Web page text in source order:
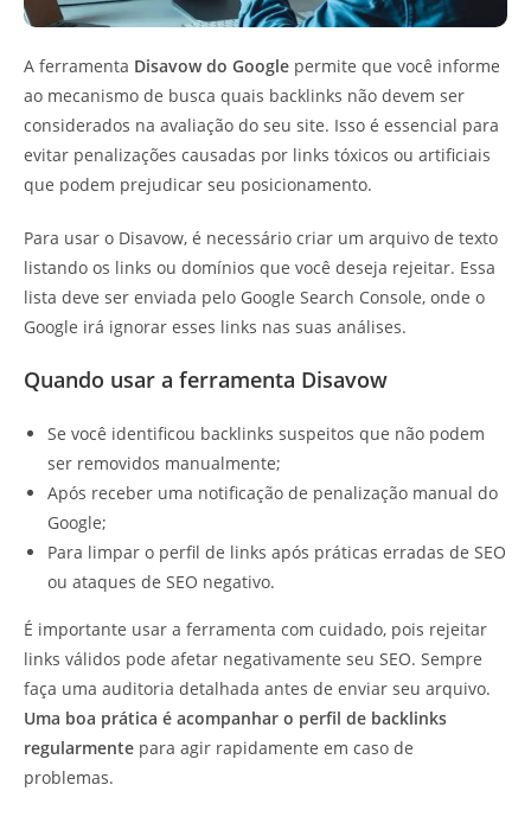
A ferramenta Disavow do Google permite que você informe
ao mecanismo de busca quais backlinks não devem ser
considerados na avaliação do seu site. Isso é essencial para
evitar penalizações causadas por links tóxicos ou artificiais
que podem prejudicar seu posicionamento.
Para usar o Disavow, é necessário criar um arquivo de texto
listando os links ou domínios que você deseja rejeitar. Essa
lista deve ser enviada pelo Google Search Console, onde o
Google irá ignorar esses links nas suas análises.
Quando usar a ferramenta Disavow
Se você identificou backlinks suspeitos que não podem
ser removidos manualmente;
Após receber uma notificação de penalização manual do
Google;
Para limpar o perfil de links após práticas erradas de SEO
ou ataques de SEO negativo.
É importante usar a ferramenta com cuidado, pois rejeitar
links válidos pode afetar negativamente seu SEO. Sempre
faça uma auditoria detalhada antes de enviar seu arquivo.
Uma boa prática é acompanhar o perfil de backlinks
regularmente para agir rapidamente em caso de
problemas.